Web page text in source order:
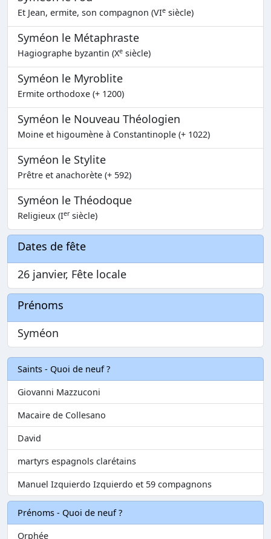
Et Jean, ermite, son compagnon (VIe siècle)
Syméon le Métaphraste
Hagiographe byzantin (Xe siècle)
Syméon le Myroblite
Ermite orthodoxe (+ 1200)
Syméon le Nouveau Théologien
Moine et higoumène à Constantinople (+ 1022)
Syméon le Stylite
Prêtre et anachorète (+ 592)
Syméon le Théodoque
Religieux (Iersiècle)
Dates de fête
26 janvier, Fête locale
Prénoms
Syméon
Saints - Quoi de neuf ?
Giovanni Mazzuconi
Macaire de Collesano
David
martyrs espagnols clarétains
Manuel Izquierdo Izquierdo et 59 compagnons
Prénoms - Quoi de neuf ?
Orphée